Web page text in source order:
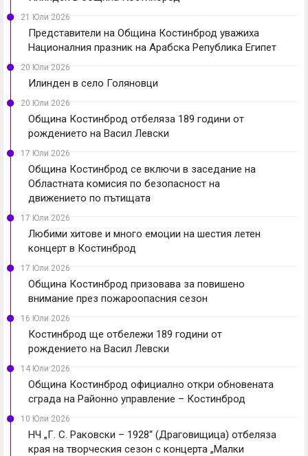
21 Юли 2026
Представители на Община Костинброд уважиха
Националния празник на Арабска Република Египет
20 Юли 2026
Илинден в село Голяновци
20 Юли 2026
Община Костинброд отбеляза 189 години от
рождението на Васил Левски
17 Юли 2026
Община Костинброд се включи в заседание на
Областната комисия по безопасност на
движението по пътищата
17 Юли 2026
Любими хитове и много емоции на шестия летен
концерт в Костинброд
17 Юли 2026
Община Костинброд призовава за повишено
внимание през пожароопасния сезон
16 Юли 2026
Костинброд ще отбележи 189 години от
рождението на Васил Левски
14 Юли 2026
Община Костинброд официално откри обновената
сграда на Районно управление – Костинброд
10 Юли 2026
НЧ „Г. С. Раковски – 1928“ (Драговищица) отбеляза
края на творческия сезон с концерта „Малки